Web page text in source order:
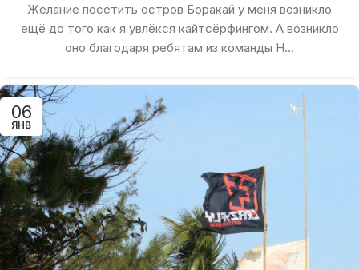
Желание посетить остров Боракай у меня возникло
ещё до того как я увлёкся кайтсёрфингом. А возникло
оно благодаря ребятам из команды H...
06
ЯНВ